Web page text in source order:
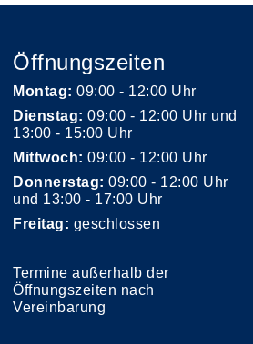
Öffnungszeiten
Montag: 09:00 - 12:00 Uhr
Dienstag: 09:00 - 12:00 Uhr und
13:00 - 15:00 Uhr
Mittwoch: 09:00 - 12:00 Uhr
Donnerstag: 09:00 - 12:00 Uhr
und 13:00 - 17:00 Uhr
Freitag: geschlossen
Termine außerhalb der
Öffnungszeiten nach
Vereinbarung